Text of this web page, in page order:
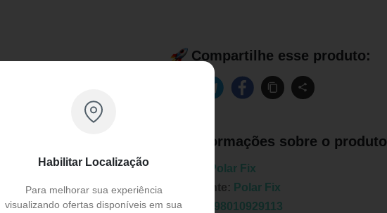
Habilitar Localização
Para melhorar sua experiência
visualizando ofertas disponíveis em sua
Compartilhe esse produto:
Informações sobre o produto
Polar Fix
Fabricante: Polar Fix
EAN:
7898010929113